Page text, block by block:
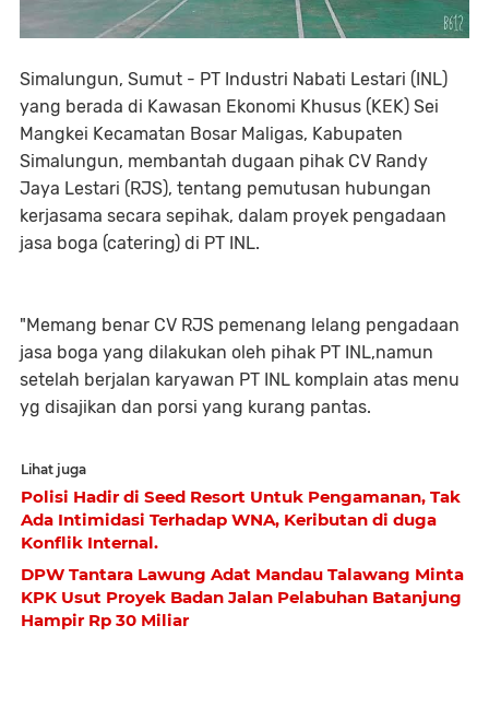
Simalungun, Sumut - PT Industri Nabati Lestari (INL)
yang berada di Kawasan Ekonomi Khusus (KEK) Sei
Mangkei Kecamatan Bosar Maligas, Kabupaten
Simalungun, membantah dugaan pihak CV Randy
Jaya Lestari (RJS), tentang pemutusan hubungan
kerjasama secara sepihak, dalam proyek pengadaan
jasa boga (catering) di PT INL.
"Memang benar CV RJS pemenang lelang pengadaan
jasa boga yang dilakukan oleh pihak PT INL,namun
setelah berjalan karyawan PT INL komplain atas menu
yg disajikan dan porsi yang kurang pantas.
Lihat juga
Polisi Hadir di Seed Resort Untuk Pengamanan, Tak
Ada Intimidasi Terhadap WNA, Keributan di duga
Konflik Internal.
DPW Tantara Lawung Adat Mandau Talawang Minta
KPK Usut Proyek Badan Jalan Pelabuhan Batanjung
Hampir Rp 30 Miliar